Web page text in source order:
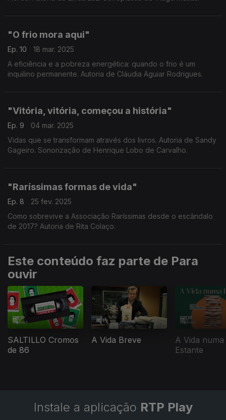
"O frio mora aqui"
Ep. 10
18 mar. 2025
A eficiência e a pobreza energética: quando o frio é um
inquilino permanente. Autoria de Cláudia Aguiar Rodrigues.
"Vitória, vitória, começou a história"
Ep. 9
04 mar. 2025
Vidas que se transformam através dos livros. Autoria de Sandy
Gageiro. Sonorização de Henrique Lobo de Carvalho.
"Raríssimas formas de vida"
Ep. 8
25 fev. 2025
Como sobrevive a Associação Raríssimas desde o escândalo
de 2017? Autoria de Rita Colaço.
Este conteúdo faz parte de Para
ouvir
SALTILLO Cromos
de 86
A Vida Breve
A Vida numa
Estante
Instale a aplicação RTP Play